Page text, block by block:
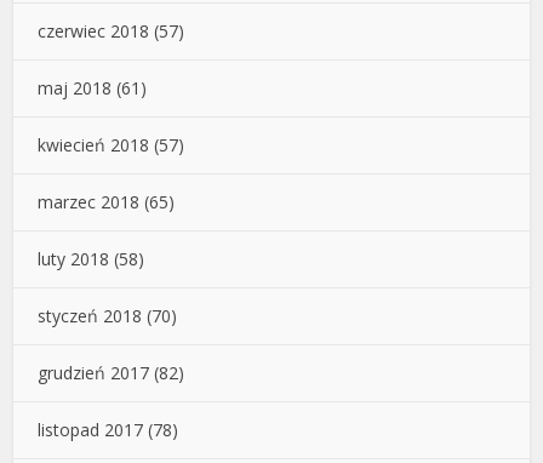
czerwiec 2018 (57)
maj 2018 (61)
kwiecień 2018 (57)
marzec 2018 (65)
luty 2018 (58)
styczeń 2018 (70)
grudzień 2017 (82)
listopad 2017 (78)